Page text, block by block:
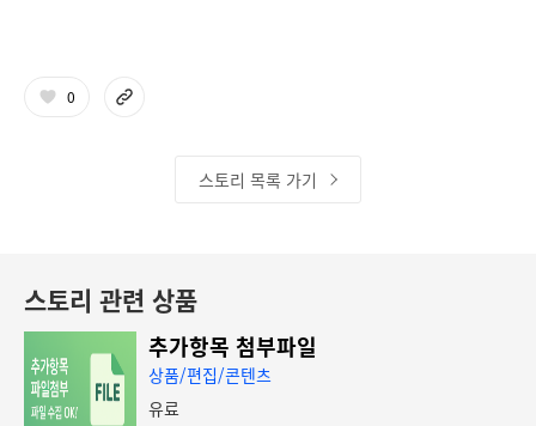
0
스토리 목록 가기
스토리 관련 상품
추가항목 첨부파일
상품/편집/콘텐츠
유료